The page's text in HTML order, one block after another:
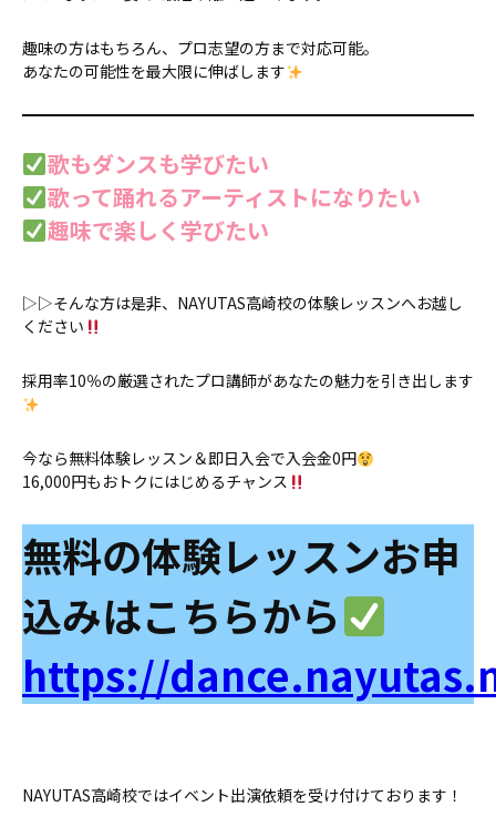
趣味の方はもちろん、プロ志望の方まで対応可能。
あなたの可能性を最大限に伸ばします
歌もダンスも学びたい
歌って踊れるアーティストになりたい
趣味で楽しく学びたい
▷▷そんな方は是非、NAYUTAS高崎校の体験レッスンへお越し
ください
採用率10％の厳選されたプロ講師があなたの魅力を引き出します
今なら無料体験レッスン＆即日入会で入会金0円
16,000円もおトクにはじめるチャンス
無料の体験レッスンお申
込みはこちらから
https://
NAYUTAS高崎校ではイベント出演依頼を受け付けております！